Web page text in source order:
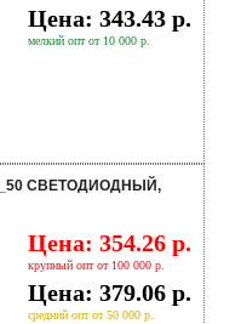
Цена: 343.43 р.
мелкий опт от 10 000 р.
СВЕТОДИОДНЫЙ,
Цена: 354.26 р.
крупный опт от 100 000 р.
Цена: 379.06 р.
средний опт от 50 000 р.